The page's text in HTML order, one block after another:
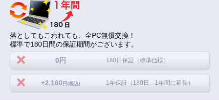
落としてもこわれても、全PC無償交換！
標準で180日間の保証期間がございます。
0円 180日保証（標準仕様）
+2,160 円(税込) 1年保証（180日→1年間に延長）